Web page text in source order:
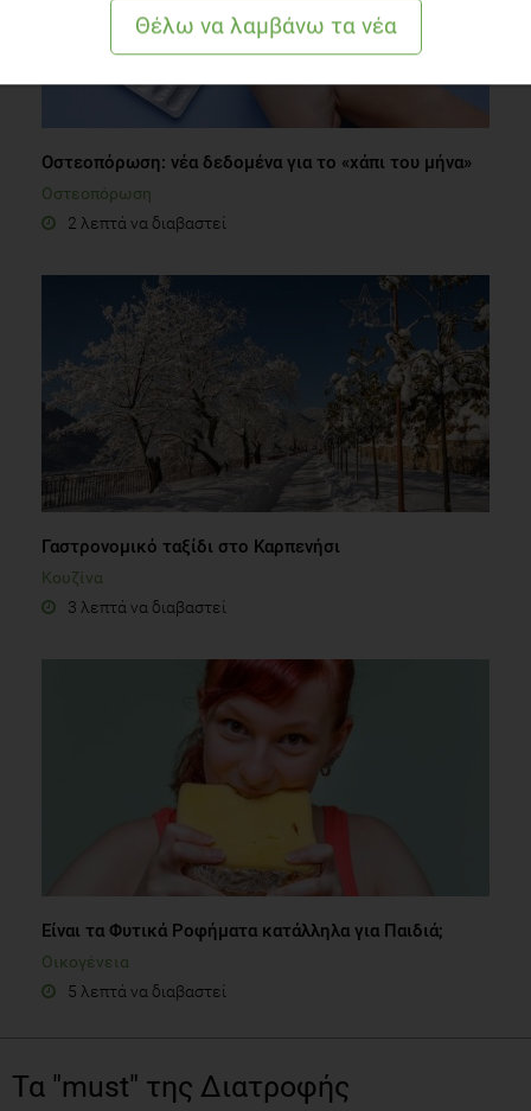
Οστεοπόρωση: νέα δεδομένα για το «χάπι του μήνα»
Οστεοπόρωση
2 λεπτά να διαβαστεί
Γαστρονομικό ταξίδι στο Καρπενήσι
Κουζίνα
3 λεπτά να διαβαστεί
Είναι τα Φυτικά Ροφήματα κατάλληλα για Παιδιά;
Οικογένεια
5 λεπτά να διαβαστεί
Τα "must" της Διατροφής